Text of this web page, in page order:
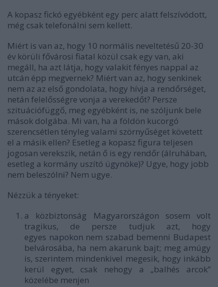
A kopasz fickó egyébként egy perc alatt felszívódott,
még csak telefonálni sem kellett.
Miért is van az, hogy 10 normális neveltetésű 20-30
év körüli fővárosi fiatal közül csak egy van, aki
megáll, ha azt látja, hogy valakit fényes nappal az
utcán épp megvernek? Miért van az, hogy senkinek
nem az az első gondolata, hogy hívja a rendőrséget,
netán felelősségre vonja a verekedőt? Persze
szituációfüggő, meg egyébként is, ne szóljunk bele
mások dolgába. Mi van, ha a földön kucorgó
szerencsétlen tényleg valami szörnyűséget követett
el a másik ellen? Esetleg a kopasz figura teljesen
jogosan verekszik, netán ő is egy rendőr (álruhában,
esetleg a kormány uszító ügynöke)? Ugye, hogy jobb
nem beleszólni? Nem ugye.
Nézzük a tényeket:
a közbiztonság Magyarországon sosem volt
tragikus, de persze tudjuk azt, hogy
egyes napokon nem szabad bemenni Budapest
belvárosába, ha nem akarunk bajt; meg amúgy
is, szerintem mindenkivel megesik, hogy inkább
kerül egyet, csak nehogy a „balhés arcok”
közelébe menjen